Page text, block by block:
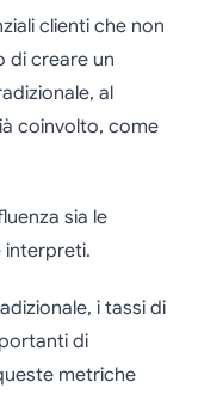
clienti che non
di creare un
al
coinvolto, come
sia le
interpreti.
i tassi di
di
metriche